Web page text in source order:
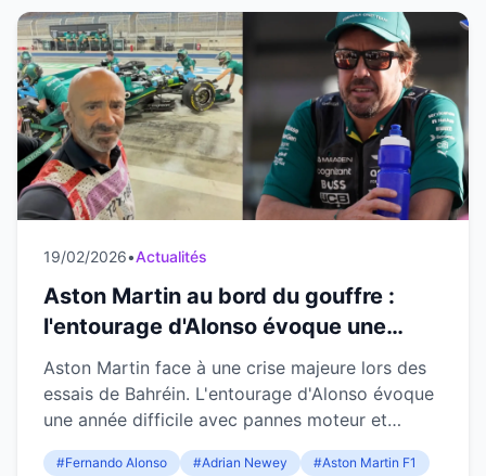
19/02/2026•Actualités
Aston Martin au bord du gouffre :
l'entourage d'Alonso évoque une
année en enfer après des essais
catastrophiques à Bahréin
Aston Martin face à une crise majeure lors des
essais de Bahréin. L'entourage d'Alonso évoque
une année difficile avec pannes moteur et
retards alarmants.
#Fernando Alonso #Adrian Newey #Aston Martin F1